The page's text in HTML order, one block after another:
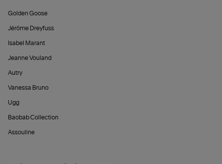
Golden Goose
Jérôme Dreyfuss
Isabel Marant
Jeanne Vouland
Autry
Vanessa Bruno
Ugg
Baobab Collection
Assouline